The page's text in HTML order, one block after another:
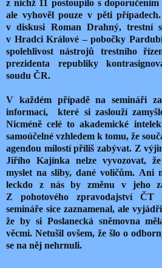
z nichž 11 postoupilo s
ale vyhověl pouze v pěti
v diskusi Roman Drahný, trestní
v Hradci Králové – pobočky
spolehlivost nástrojů trestního
prezidenta republiky
soudu ČR.
V každém případě na semináři
informací, které si zaslouží
Nicméně celé to akademické
samoúčelné vzhledem k tomu, že
agendou milostí příliš zabývat. Z
Jiřího Kajínka nelze vyvozovat,
myslet na sliby, dané voličům. Ani
leckdo z nás by změnu v jeho
Z pohotového zpravodajství
semináře sice zaznamenal, ale
že by si Poslanecká sněmovna
věcmi. Netušil ovšem, že šlo o
se na něj nehrnuli.